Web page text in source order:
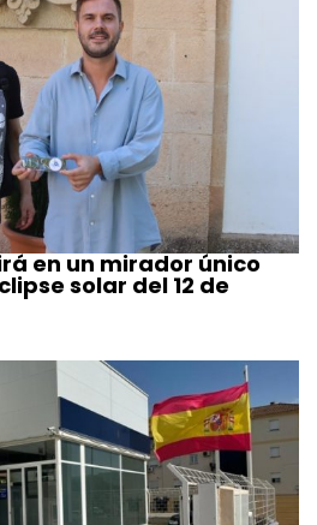
en un mirador único
solar del 12 de